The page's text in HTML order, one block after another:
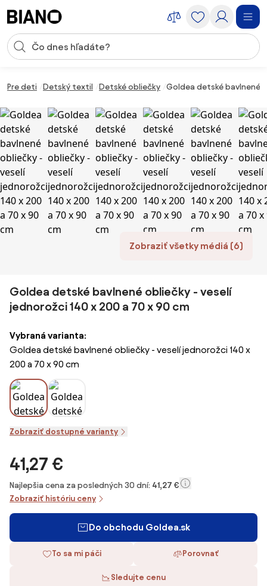
Vstup pre vyhľadávanie
Pre deti Detský textil Detské obliečky Goldea detské bavlnené
Zobraziť všetky médiá (6)
Goldea detské bavlnené obliečky - veselí
jednorožci 140 x 200 a 70 x 90 cm
Vybraná varianta:
Goldea detské bavlnené obliečky - veselí jednorožci 140 x
200 a 70 x 90 cm
Zobraziť dostupné varianty
41,27 €
Najlepšia cena za posledných 30 dní: 41,27 €
Zobraziť históriu ceny
Do obchodu Goldea.sk
To sa mi páči Porovnať
Sledujte cenu